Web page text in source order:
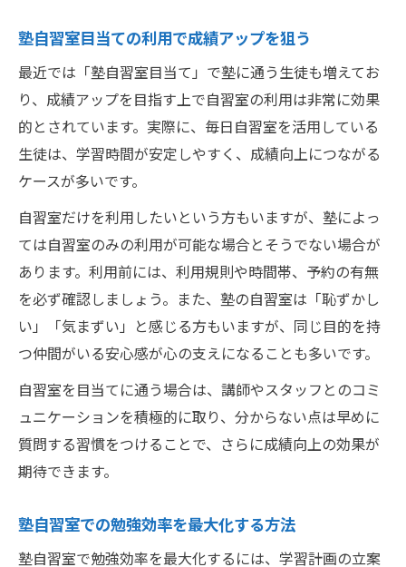
塾自習室目当ての利用で成績アップを狙う
最近では「塾自習室目当て」で塾に通う生徒も増えてお
り、成績アップを目指す上で自習室の利用は非常に効果
的とされています。実際に、毎日自習室を活用している
生徒は、学習時間が安定しやすく、成績向上につながる
ケースが多いです。
自習室だけを利用したいという方もいますが、塾によっ
ては自習室のみの利用が可能な場合とそうでない場合が
あります。利用前には、利用規則や時間帯、予約の有無
を必ず確認しましょう。また、塾の自習室は「恥ずかし
い」「気まずい」と感じる方もいますが、同じ目的を持
つ仲間がいる安心感が心の支えになることも多いです。
自習室を目当てに通う場合は、講師やスタッフとのコミ
ュニケーションを積極的に取り、分からない点は早めに
質問する習慣をつけることで、さらに成績向上の効果が
期待できます。
塾自習室での勉強効率を最大化する方法
塾自習室で勉強効率を最大化するには、学習計画の立案